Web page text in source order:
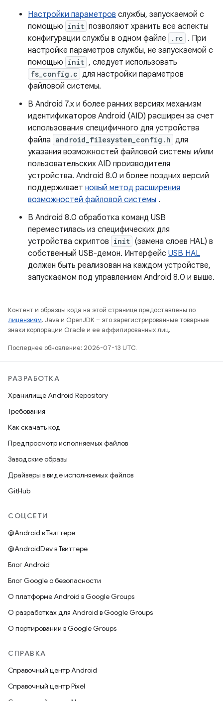
Настройки параметров службы, запускаемой с
помощью init позволяют хранить все аспекты
конфигурации службы в одном файле
.rc . При
настройке параметров службы, не запускаемой с
помощью init , следует использовать
fs_config.c для настройки параметров
файловой системы.
В Android 7.x и более ранних версиях механизм
идентификаторов Android (AID) расширен за счет
использования специфичного для устройства
файла android_filesystem_config.h для
указания возможностей файловой системы и/или
пользовательских AID производителя
устройства. Android 8.0 и более поздних версий
поддерживает новый метод расширения
возможностей файловой системы .
В Android 8.0 обработка команд USB
переместилась из специфических для
устройства скриптов init (замена слоев HAL) в
собственный USB-демон. Интерфейс USB HAL
должен быть реализован на каждом устройстве,
запускаемом под управлением Android 8.0 и выше.
Контент и образцы кода на этой странице предоставлены по
лицензиям. Java и OpenJDK – это зарегистрированные товарные
знаки корпорации Oracle и ее аффилированных лиц.
Последнее обновление: 2026-07-13 UTC.
РАЗРАБОТКА
Хранилище Android Repository
Требования
Как скачать код
Предпросмотр исполняемых файлов
Заводские образы
Драйверы в виде исполняемых файлов
GitHub
СОЦСЕТИ
@Android в Твиттере
@AndroidDev в Твиттере
Блог Android
Блог Google о безопасности
О платформе Android в Google Groups
О разработках для Android в Google Groups
О портировании в Google Groups
СПРАВКА
Справочный центр Android
Справочный центр Pixel